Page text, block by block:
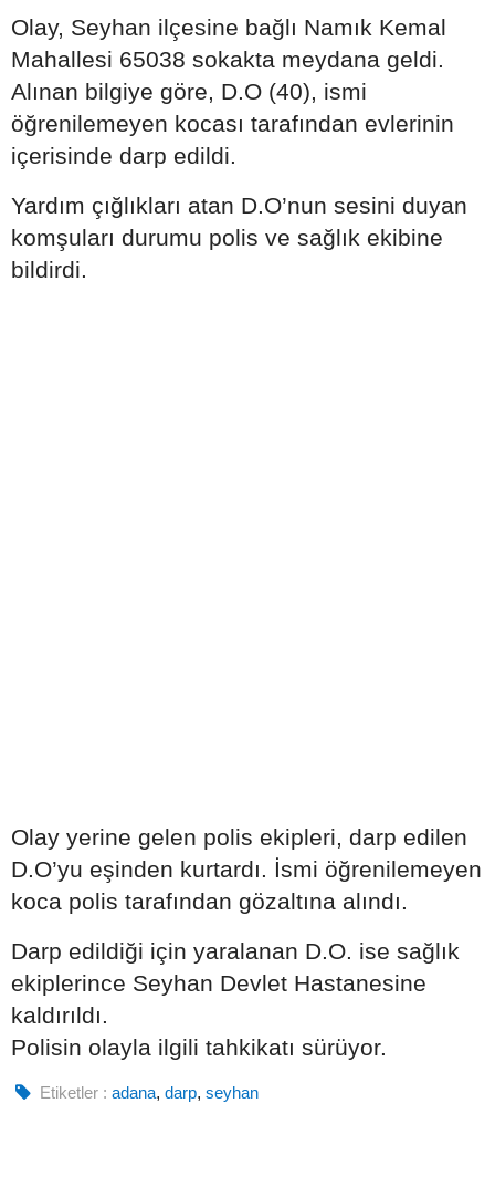
Olay, Seyhan ilçesine bağlı Namık Kemal
Mahallesi 65038 sokakta meydana geldi.
Alınan bilgiye göre, D.O (40), ismi
öğrenilemeyen kocası tarafından evlerinin
içerisinde darp edildi.
Yardım çığlıkları atan D.O’nun sesini duyan
komşuları durumu polis ve sağlık ekibine
bildirdi.
Olay yerine gelen polis ekipleri, darp edilen
D.O’yu eşinden kurtardı. İsmi öğrenilemeyen
koca polis tarafından gözaltına alındı.
Darp edildiği için yaralanan D.O. ise sağlık
ekiplerince Seyhan Devlet Hastanesine
kaldırıldı.
Polisin olayla ilgili tahkikatı sürüyor.
Etiketler : adana,darp,seyhan